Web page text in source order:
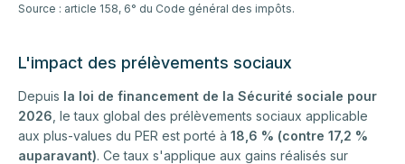
Source : article 158, 6° du Code général des impôts.
L'impact des prélèvements sociaux
Depuis la loi de financement de la Sécurité sociale pour
2026 , le taux global des prélèvements sociaux applicable
aux plus-values du PER est porté à 18,6 % (contre 17,2 %
auparavant). Ce taux s'applique aux gains réalisés sur